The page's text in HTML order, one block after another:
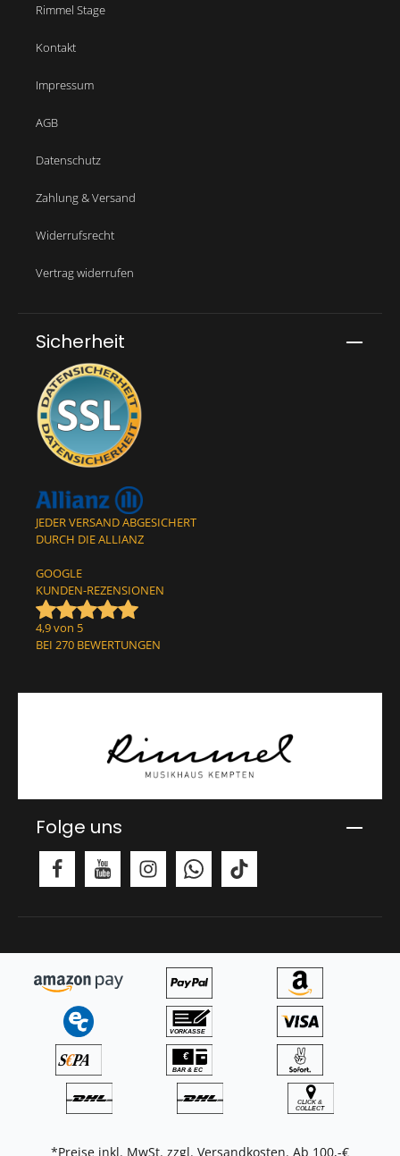
Folge uns
Sicherheit
JEDER VERSAND ABGESICHERT
DURCH DIE ALLIANZ
GOOGLE
KUNDEN-REZENSIONEN
4,9 von 5
BEI 270 BEWERTUNGEN
Rimmel Stage
Kontakt
Impressum
AGB
Datenschutz
Zahlung & Versand
Widerrufsrecht
Vertrag widerrufen
*Preise inkl. MwSt. zzgl. Versandkosten. Ab 100,-€